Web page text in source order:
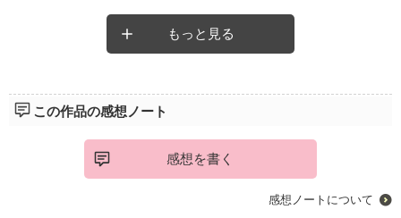
寂しさを隠したくて
笑顔を貼りつけるだけだった。
そんな２人がたどり着いた
アイコトバは【素直】
もっと見る
この作品の感想ノート
感想を書く
感想ノートについて